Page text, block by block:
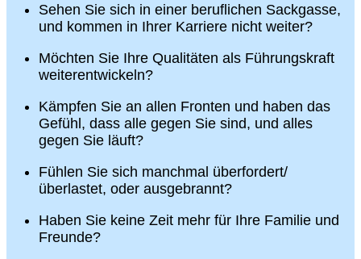
Sehen Sie sich in einer beruflichen Sackgasse,
und kommen in Ihrer Karriere nicht weiter?
Möchten Sie Ihre Qualitäten als Führungskraft
weiterentwickeln?
Kämpfen Sie an allen Fronten und haben das
Gefühl, dass alle gegen Sie sind, und alles
gegen Sie läuft?
Fühlen Sie sich manchmal überfordert/
überlastet, oder ausgebrannt?
Haben Sie keine Zeit mehr für Ihre Familie und
Freunde?